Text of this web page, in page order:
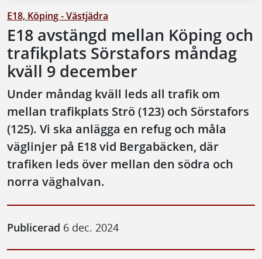
E18, Köping - Västjädra
E18 avstängd mellan Köping och
trafikplats Sörstafors måndag
kväll 9 december
Under måndag kväll leds all trafik om
mellan trafikplats Strö (123) och Sörstafors
(125). Vi ska anlägga en refug och måla
väglinjer på E18 vid Bergabäcken, där
trafiken leds över mellan den södra och
norra väghalvan.
Publicerad 6 dec. 2024